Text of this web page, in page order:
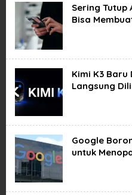
Sering Tutup
Bisa
Kimi K3 Baru
Langsung
Google
untuk